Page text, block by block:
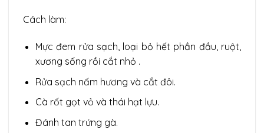
Cách làm:
Mực đem rửa sạch, loại bỏ hết phần đầu, ruột,
xương sống rồi cắt nhỏ .
Rửa sạch nấm hương và cắt đôi.
Cà rốt gọt vỏ và thái hạt lựu.
Đánh tan trứng gà.